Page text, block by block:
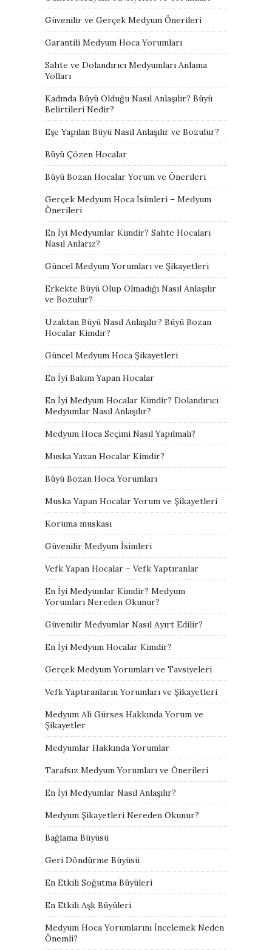
Güvenilir ve Gerçek Medyum Önerileri
Garantili Medyum Hoca Yorumları
Sahte ve Dolandırıcı Medyumları Anlama
Yolları
Kadında Büyü Olduğu Nasıl Anlaşılır? Büyü
Belirtileri Nedir?
Eşe Yapılan Büyü Nasıl Anlaşılır ve Bozulur?
Büyü Çözen Hocalar
Büyü Bozan Hocalar Yorum ve Önerileri
Gerçek Medyum Hoca İsimleri – Medyum
Önerileri
En İyi Medyumlar Kimdir? Sahte Hocaları
Nasıl Anlarız?
Güncel Medyum Yorumları ve Şikayetleri
Erkekte Büyü Olup Olmadığı Nasıl Anlaşılır
ve Bozulur?
Uzaktan Büyü Nasıl Anlaşılır? Büyü Bozan
Hocalar Kimdir?
Güncel Medyum Hoca Şikayetleri
En İyi Bakım Yapan Hocalar
En İyi Medyum Hocalar Kimdir? Dolandırıcı
Medyumlar Nasıl Anlaşılır?
Medyum Hoca Seçimi Nasıl Yapılmalı?
Muska Yazan Hocalar Kimdir?
Büyü Bozan Hoca Yorumları
Muska Yapan Hocalar Yorum ve Şikayetleri
Koruma muskası
Güvenilir Medyum İsimleri
Vefk Yapan Hocalar – Vefk Yaptıranlar
En İyi Medyumlar Kimdir? Medyum
Yorumları Nereden Okunur?
Güvenilir Medyumlar Nasıl Ayırt Edilir?
En İyi Medyum Hocalar Kimdir?
Gerçek Medyum Yorumları ve Tavsiyeleri
Vefk Yaptıranların Yorumları ve Şikayetleri
Medyum Ali Gürses Hakkında Yorum ve
Şikayetler
Medyumlar Hakkında Yorumlar
Tarafsız Medyum Yorumları ve Önerileri
En İyi Medyumlar Nasıl Anlaşılır?
Medyum Şikayetleri Nereden Okunur?
Bağlama Büyüsü
Geri Döndürme Büyüsü
En Etkili Soğutma Büyüleri
En Etkili Aşk Büyüleri
Medyum Hoca Yorumlarını İncelemek Neden
Önemli?